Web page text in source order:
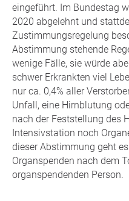
eingeführt. Im Bundestag
2020 abgelehnt und
Zustimmungsregelung
Abstimmung stehende
wenige Fälle, sie würde
schwer Erkrankten viel
nur ca. 0,4% aller
Unfall, eine Hirnblutung
nach der Feststellung des
Intensivstation noch
dieser Abstimmung geht
Organspenden nach dem
organspendenden Person.